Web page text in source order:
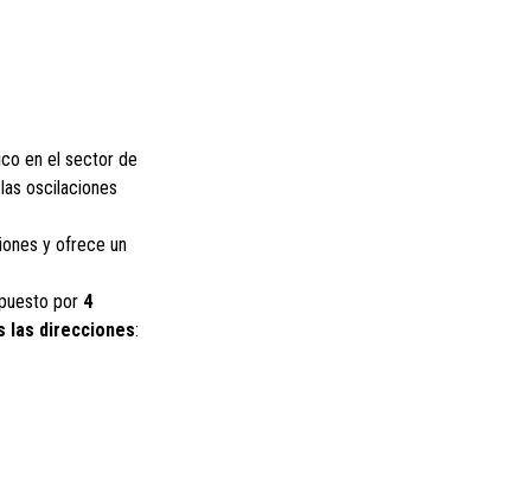
en el sector de
oscilaciones
y ofrece un
por 4
las direcciones: